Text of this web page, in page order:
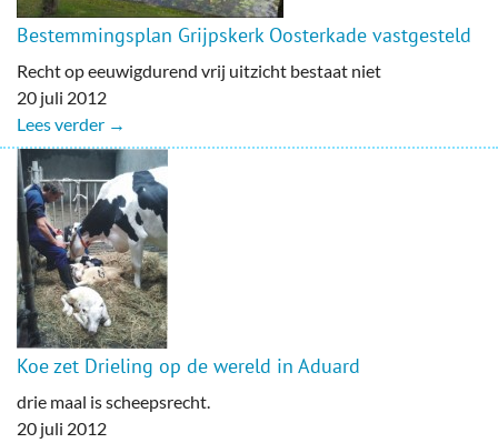
Bestemmingsplan Grijpskerk Oosterkade vastgesteld
Recht op eeuwigdurend vrij uitzicht bestaat niet
20 juli 2012
Lees verder →
Koe zet Drieling op de wereld in Aduard
drie maal is scheepsrecht.
20 juli 2012